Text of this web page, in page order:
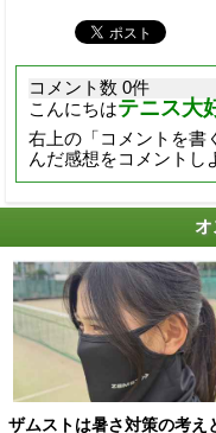
コメント数 0件
こんにちはテニス大
右上の「コメントを書
んだ感想をコメントし
ザムストは暑さ対策の考え